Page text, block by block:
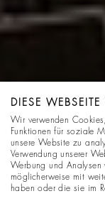
DIESE
Wir verwenden
Funktionen für soziale
unsere Website zu
Verwendung unserer
Werbung und Analysen
möglicherweise mit
haben oder die sie im